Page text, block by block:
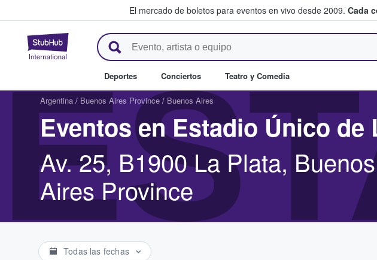
El mercado de boletos para eventos en vivo desde 2009. Cada
StubHub: donde los fans compran y venden
Deportes Conciertos Teatro y Comedia
Argentina / Buenos Aires Province / Buenos Aires
Eventos en Estadio Único de
Av. 25, B1900 La Plata,
Aires Province
Todas las fechas